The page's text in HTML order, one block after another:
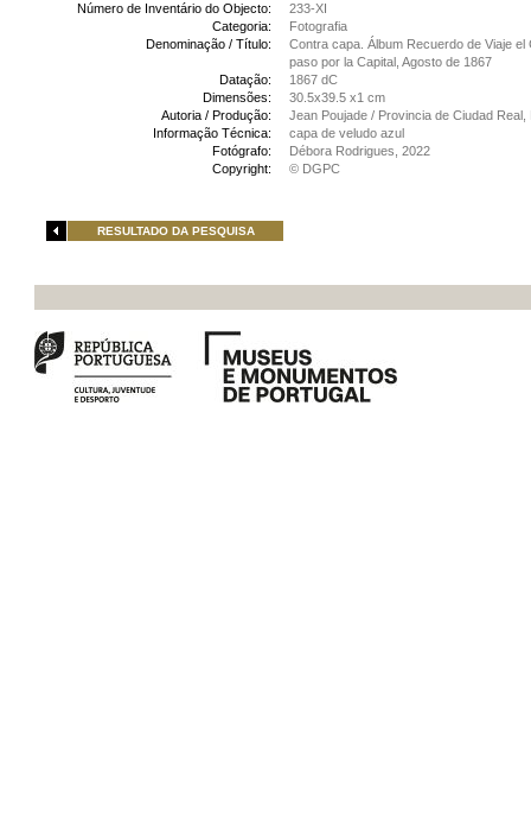
Número de Inventário do Objecto:
233-XI
Categoria:
Fotografia
Denominação / Título:
Contra capa. Álbum Recuerdo de Viaje
paso por la Capital, Agosto de 1867
Datação:
1867 dC
Dimensões:
30.5x39.5 x1 cm
Autoria / Produção:
Jean Poujade / Provincia de Ciudad Real,
Informação Técnica:
capa de veludo azul
Fotógrafo:
Débora Rodrigues, 2022
Copyright:
© DGPC
RESULTADO DA PESQUISA